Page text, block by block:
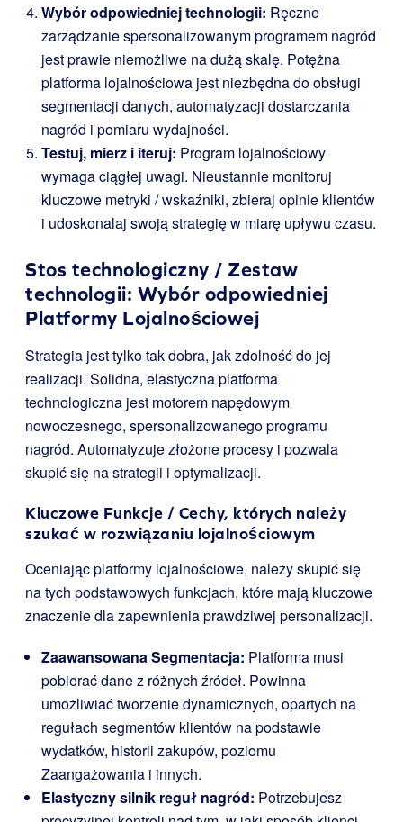
Wybór odpowiedniej technologii: Ręczne
zarządzanie spersonalizowanym programem nagród
jest prawie niemożliwe na dużą skalę. Potężna
platforma lojalnościowa jest niezbędna do obsługi
segmentacji danych, automatyzacji dostarczania
nagród i pomiaru wydajności.
Testuj, mierz i iteruj: Program lojalnościowy
wymaga ciągłej uwagi. Nieustannie monitoruj
kluczowe metryki / wskaźniki, zbieraj opinie klientów
i udoskonalaj swoją strategię w miarę upływu czasu.
Stos technologiczny / Zestaw
technologii: Wybór odpowiedniej
Platformy Lojalnościowej
Strategia jest tylko tak dobra, jak zdolność do jej
realizacji. Solidna, elastyczna platforma
technologiczna jest motorem napędowym
nowoczesnego, spersonalizowanego programu
nagród. Automatyzuje złożone procesy i pozwala
skupić się na strategii i optymalizacji.
Kluczowe Funkcje / Cechy, których należy
szukać w rozwiązaniu lojalnościowym
Oceniając platformy lojalnościowe, należy skupić się
na tych podstawowych funkcjach, które mają kluczowe
znaczenie dla zapewnienia prawdziwej personalizacji.
Zaawansowana Segmentacja: Platforma musi
pobierać dane z różnych źródeł. Powinna
umożliwiać tworzenie dynamicznych, opartych na
regułach segmentów klientów na podstawie
wydatków, historii zakupów, poziomu
Zaangażowania i innych.
Elastyczny silnik reguł nagród: Potrzebujesz